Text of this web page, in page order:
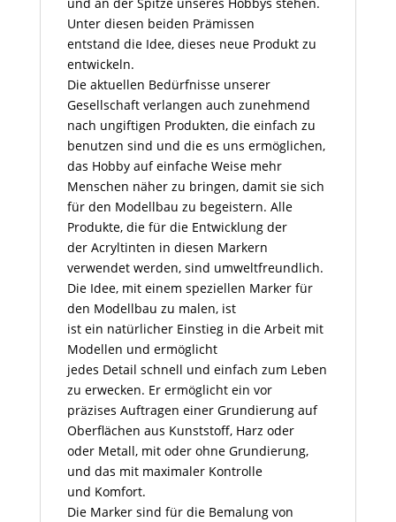
Unter diesen beiden Prämissen
entstand die Idee, dieses neue Produkt zu
entwickeln.
Die aktuellen Bedürfnisse unserer
Gesellschaft verlangen auch zunehmend
nach ungiftigen Produkten, die einfach zu
benutzen sind und die es uns ermöglichen,
das Hobby auf einfache Weise mehr
Menschen näher zu bringen, damit sie sich
für den Modellbau zu begeistern. Alle
Produkte, die für die Entwicklung der
der Acryltinten in diesen Markern
verwendet werden, sind umweltfreundlich.
Die Idee, mit einem speziellen Marker für
den Modellbau zu malen, ist
ist ein natürlicher Einstieg in die Arbeit mit
Modellen und ermöglicht
jedes Detail schnell und einfach zum Leben
zu erwecken. Er ermöglicht ein vor
präzises Auftragen einer Grundierung auf
Oberflächen aus Kunststoff, Harz oder
oder Metall, mit oder ohne Grundierung,
und das mit maximaler Kontrolle
und Komfort.
Die Marker sind für die Bemalung von